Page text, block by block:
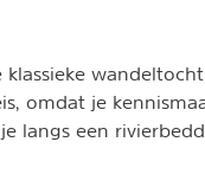
omdat je
langs een